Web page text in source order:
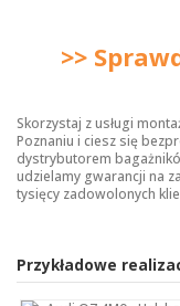
>>
Skorzystaj z usługi
Poznaniu i ciesz się
dystrybutorem
udzielamy gwarancji na
tysięcy zadowolonych
Przykładowe